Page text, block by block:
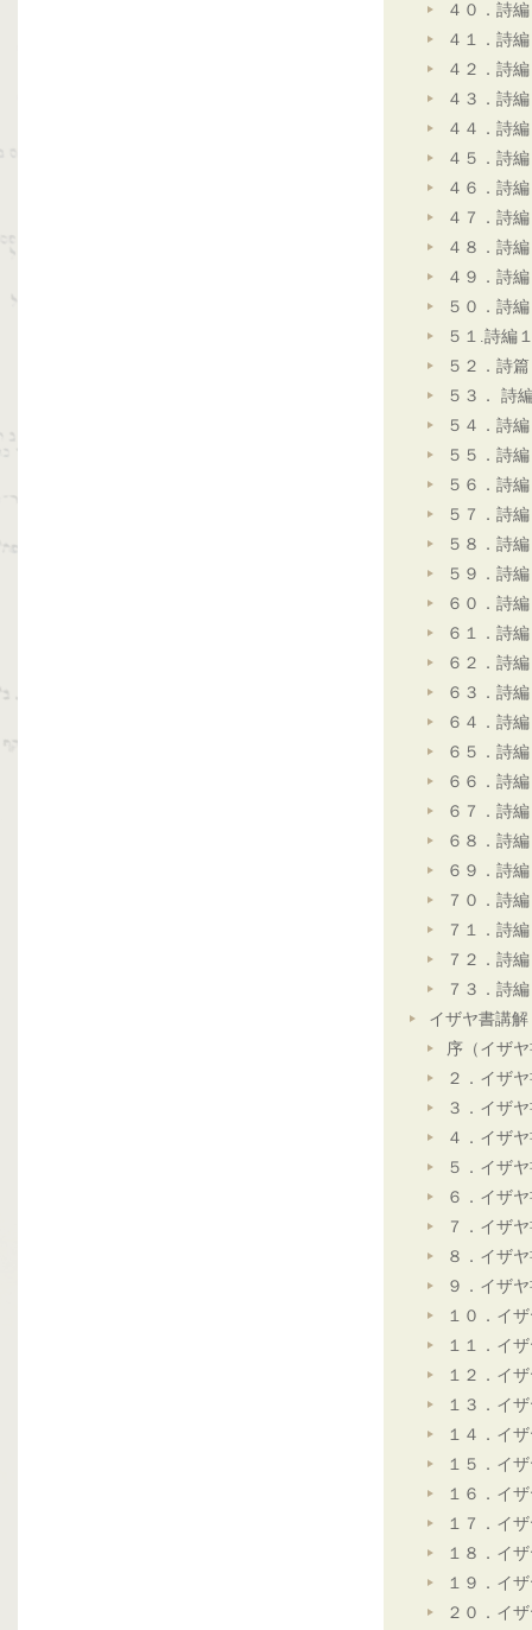
４０．詩
４１．詩
４２．詩
４３．詩
４４．詩
４５．詩
４６．詩
４７．詩
４８．詩
４９．詩
５０．詩
５１.詩編
５２．詩
５３． 詩
５４．詩
５５．詩
５６．詩
５７．詩
５８．詩
５９．詩
６０．詩
６１．詩
６２．詩
６３．詩
６４．詩
６５．詩
６６．詩
６７．詩
６８．詩
６９．詩
７０．詩
７１．詩
７２．詩
７３．詩
イザヤ書講解
序（イザ
２．イザ
３．イザ
４．イザ
５．イザ
６．イザ
７．イザ
８．イザ
９．イザ
１０．イ
１１．イ
１２．イ
１３．イ
１４．イ
１５．イ
１６．イ
１７．イ
１８．イ
１９．イ
２０．イ